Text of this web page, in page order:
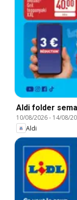
Aldi folder
10/08/2026- 14/08/
Aldi